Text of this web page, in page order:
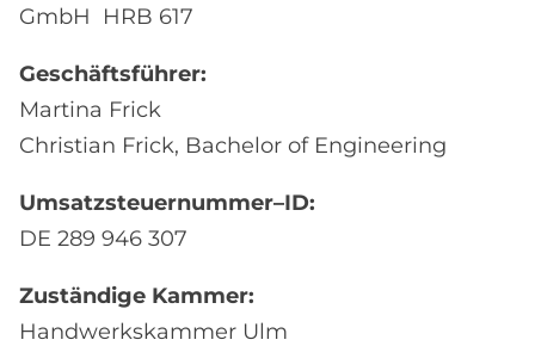
GmbH HRB 617
Geschäftsführer:
Martina Frick
Christian Frick, Bachelor of Engineering
Umsatzsteuernummer–ID:
DE 289 946 307
Zuständige Kammer:
Handwerkskammer Ulm